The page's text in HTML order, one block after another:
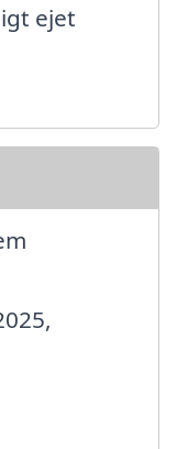
ejet